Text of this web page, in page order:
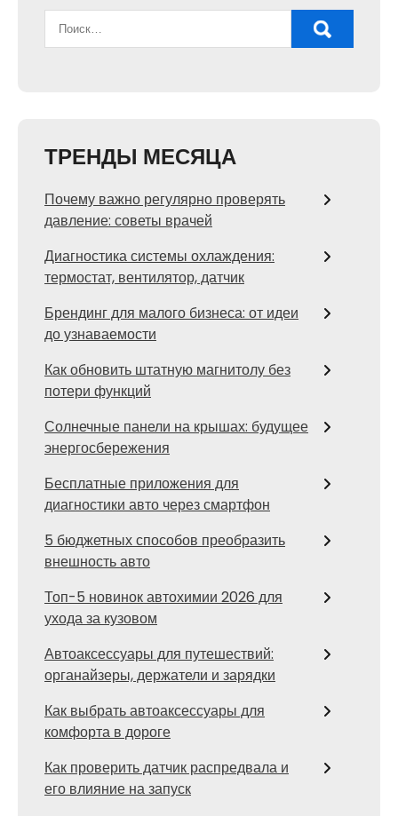
ТРЕНДЫ МЕСЯЦА
Почему важно регулярно проверять
давление: советы врачей
Диагностика системы охлаждения:
термостат, вентилятор, датчик
Брендинг для малого бизнеса: от идеи
до узнаваемости
Как обновить штатную магнитолу без
потери функций
Солнечные панели на крышах: будущее
энергосбережения
Бесплатные приложения для
диагностики авто через смартфон
5 бюджетных способов преобразить
внешность авто
Топ-5 новинок автохимии 2026 для
ухода за кузовом
Автоаксессуары для путешествий:
органайзеры, держатели и зарядки
Как выбрать автоаксессуары для
комфорта в дороге
Как проверить датчик распредвала и
его влияние на запуск